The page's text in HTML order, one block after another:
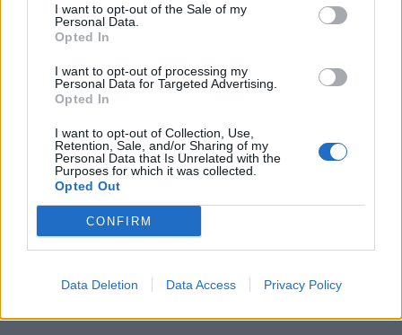
I want to opt-out of the Sale of my
Personal Data.
Opted In
I want to opt-out of processing my
Personal Data for Targeted Advertising.
Opted In
I want to opt-out of Collection, Use,
Retention, Sale, and/or Sharing of my
Personal Data that Is Unrelated with the
Purposes for which it was collected.
Opted Out
CONFIRM
Data Deletion Data Access Privacy Policy
In evidenza